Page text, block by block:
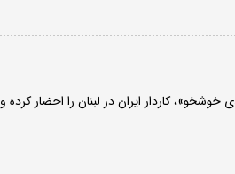
کاردار ایران در لبنان را احضار کرده و